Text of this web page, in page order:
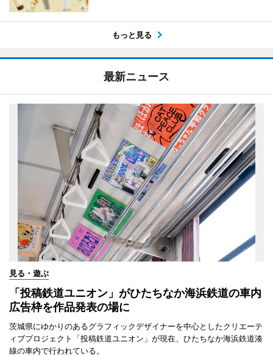
もっと見る
最新ニュース
見る・遊ぶ
「投稿鉄道ユニオン」がひたちなか海浜鉄道の車内
広告枠を作品発表の場に
茨城県にゆかりのあるグラフィックデザイナーを中心としたクリエーテ
ィブプロジェクト「投稿鉄道ユニオン」が現在、ひたちなか海浜鉄道湊
線の車内で行われている。